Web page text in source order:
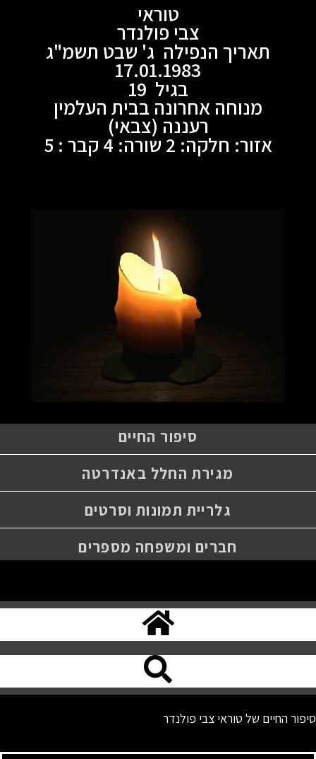
טוראי
צבי פולנדר
תאריך הנפילה ג' שבט תשמ"ג
17.01.1983
בגיל 19
מנוחה אחרונה בבית העלמין
רעננה (צבאי)
אזור: חלקה: 2 שורה: 4 קבר : 5
סיפור החיים
מגירת החלל באנדרטה
גלריית תמונות וסרטים
חברים ומשפחה מספרים
סיפור החיים של טוראי צבי פולנדר